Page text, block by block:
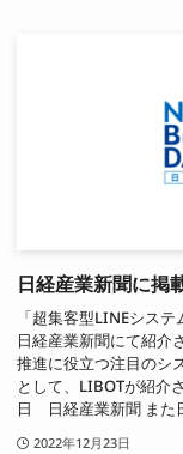
日経産業新聞に掲
「超集客型LINEシス
日経産業新聞にて紹介
推進に役立つ注目のシ
として、LIBOTが紹介
日 日経産業新聞 また
2022年12月23日